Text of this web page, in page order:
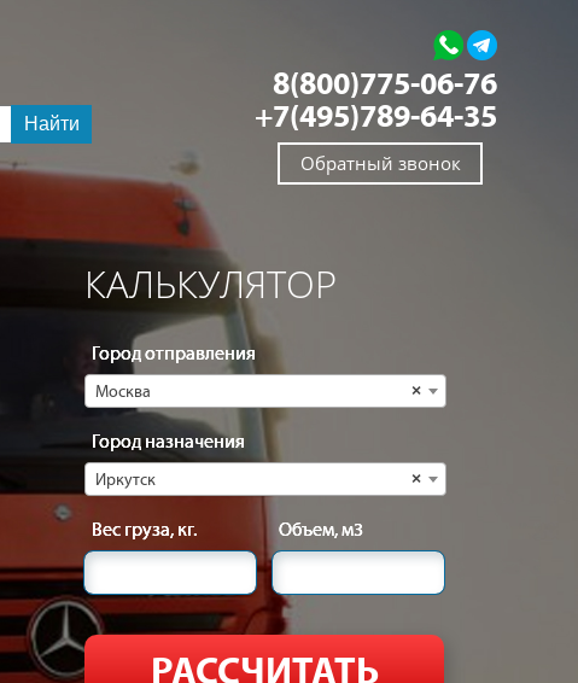
Найти
8(800)775-06-76
+7(495)789-64-35
Обратный звонок
КАЛЬКУЛЯТОР
Город отправления
×
Москва
Город назначения
×
Иркутск
Вес груза, кг. Объем, м3